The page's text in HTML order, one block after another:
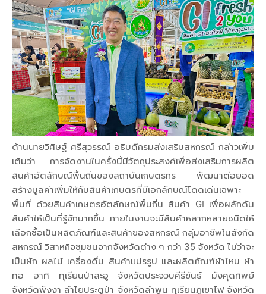
ด้านนายวิศิษฐ์ ศรีสุวรรณ์ อธิบดีกรมส่งเสริมสหกรณ์ กล่าวเพิ่ม
เติมว่า การจัดงานในครั้งนี้มีวัตถุประสงค์เพื่อส่งเสริมการผลิต
สินค้าอัตลักษณ์พื้นถิ่นของสถาบันเกษตรกร พัฒนาต่อยอด
สร้างมูลค่าเพิ่มให้กับสินค้าเกษตรที่มีเอกลักษณ์โดดเด่นเฉพาะ
พื้นที่ ด้วยสินค้าเกษตรอัตลักษณ์พื้นถิ่น สินค้า GI เพื่อผลักดัน
สินค้าให้เป็นที่รู้จักมากขึ้น ภายในงานจะมีสินค้าหลากหลายชนิดให้
เลือกซื้อเป็นผลิตภัณฑ์และสินค้าของสหกรณ์ กลุ่มอาชีพในสังกัด
สหกรณ์ วิสาหกิจชุมชนจากจังหวัดต่าง ๆ กว่า 35 จังหวัด ไม่ว่าจะ
เป็นผัก ผลไม้ เครื่องดื่ม สินค้าแปรรูป และผลิตภัณฑ์ผ้าไหม ผ้า
ทอ อาทิ ทุเรียนป่าละอู จังหวัดประจวบคีรีขันธ์ มังคุดทิพย์
จังหวัดพังงา ลำไยประตูป่า จังหวัดลำพูน ทุเรียนภูเขาไฟ จังหวัด